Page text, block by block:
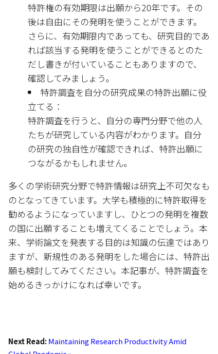
特許権の有効期限は出願から20年です。その
後は自由にその発明を使うことができます。
さらに、有効期限内であっても、研究目的であ
れば該当する発明を使うことができるとのた
だし書きが付いていることもありますので、
確認してみましょう。
特許調査を自分の研究成果の特許出願に役
立てる：
特許調査を行うと、自分の専門分野で他の人
たちが研究している内容がわかります。自分
の研究の独自性が確認できれば、特許出願に
つながるかもしれません。
多くの学術研究分野で特許情報は研究上不可欠なも
のとなってきています。大学も積極的に特許取得を
勧めるようになっていますし、ひとつの発明を複数
の国に出願することも増えてくることでしょう。本
来、学術論文を発表する目的は知識の伝達ではあり
ますが、新規性のある発明をした場合には、特許出
願も検討してみてください。本記事が、特許調査を
始めるきっかけになれば幸いです。
Next Read:Maintaining Research Productivity Amid